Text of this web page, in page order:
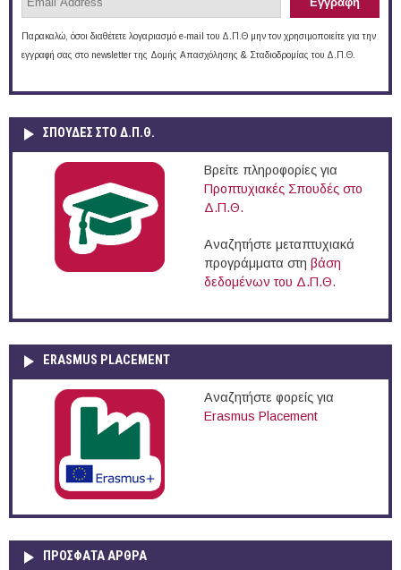
Παρακαλώ, όσοι διαθέτετε λογαριασμό e-mail του Δ.Π.Θ μην τον χρησιμοποιείτε για την
εγγραφή σας στο newsletter της Δομής Απασχόλησης & Σταδιοδρομίας του Δ.Π.Θ.
ΣΠΟΥΔΈΣ ΣΤΟ Δ.Π.Θ.
Βρείτε πληροφορίες για
Προπτυχιακές Σπουδές στο
Δ.Π.Θ.
Αναζητήστε μεταπτυχιακά
προγράμματα στη βάση
δεδομένων του Δ.Π.Θ.
ERASMUS PLACEMENT
Αναζητήστε φορείς για
Erasmus Placement
ΠΡOΣΦΑΤΑ AΡΘΡΑ